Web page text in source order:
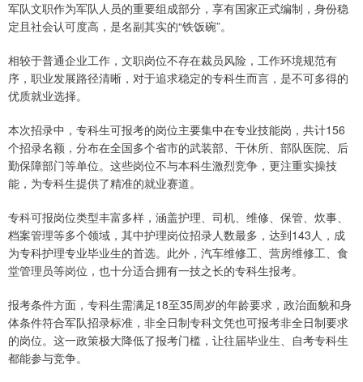
军队文职作为军队人员的重要组成部分，享有国家正式编制，身份稳
定且社会认可度高，是名副其实的“铁饭碗”。
相较于普通企业工作，文职岗位不存在裁员风险，工作环境规范有
序，职业发展路径清晰，对于追求稳定的专科生而言，是不可多得的
优质就业选择。
本次招录中，专科生可报考的岗位主要集中在专业技能岗，共计156
个招录名额，分布在全国多个省市的武装部、干休所、部队医院、后
勤保障部门等单位。这些岗位不与本科生激烈竞争，更注重实操技
能，为专科生提供了精准的就业赛道。
专科可报岗位类型丰富多样，涵盖护理、司机、维修、保管、炊事、
档案管理等多个领域，其中护理岗位招录人数最多，达到143人，成
为专科护理专业毕业生的首选。此外，汽车维修工、营房维修工、食
堂管理员等岗位，也十分适合拥有一技之长的专科生报考。
报考条件方面，专科生需满足18至35周岁的年龄要求，政治面貌和身
体条件符合军队招录标准，非全日制专科文凭也可报考非全日制要求
的岗位。这一政策极大降低了报考门槛，让往届毕业生、自考专科生
都能参与竞争。